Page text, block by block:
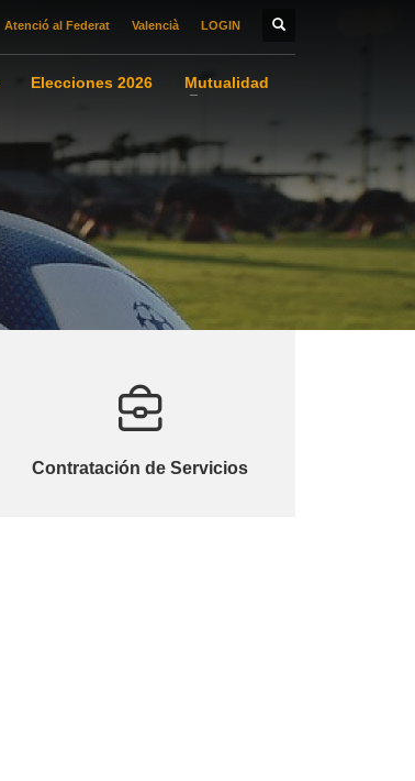
Atenció al Federat Valencià LOGIN
Elecciones 2026
Mutualidad
Contratación de Servicios